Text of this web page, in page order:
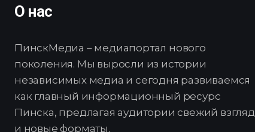
О нас
ПинскМедиа – медиапортал нового
поколения. Мы выросли из истории
независимых медиа и сегодня развиваемся
как главный информационный ресурс
Пинска, предлагая аудитории свежий взгляд
и новые форматы.